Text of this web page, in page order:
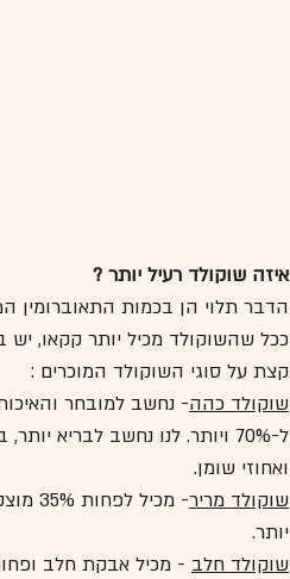
איזה שוקולד רעיל יותר ?
הדבר תלוי הן בכמות התאוברומין
ככל שהשוקולד מכיל יותר קקאו, יש
קצת על סוגי השוקולד המוכרים :
שוקולד כהה- נחשב למובחר
ל-70% ויותר. לנו נחשב
ואחוזי שומן.
שוקולד מריר
-
יותר.
שוקולד חלב - מכיל אבקת חלב